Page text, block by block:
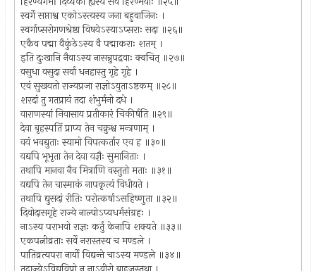
स्वर्गे सप्ताश्व एकोऽस्त्यस्य जना बहुवाजिनः ।
स्वर्गाप्सरोगणश्रेष्ठा विषयेऽस्याऽप्सराः सदा ॥२६॥
एकैव पद्मा वैकुंठेऽस्य वै पद्माकराः शतम् ।
इति दुःखानि नैवाऽस्य नासन्नुपद्रवाः क्वचित् ॥२७॥
वसुधा वसुदा सर्वा धनहास्तु गृहे गृहे ।
एवं सुखयतो राज्यप्रजा राज्ञोऽयुताऽष्टकम् ॥२८॥
शरदां तु गतप्रायं तदा शंभुर्मनो दधे ।
वाराणस्यां निवासाय प्रतीकारं चिकीर्षति ॥२९॥
देवा बृहस्पतिं प्राप्य तेन चक्रुश्च मन्त्रणाम् ।
वयं भवद्युताः स्यामो विपत्कर्तार एव ह ॥३०॥
यद्यपि भूभृता तेन देवा यज्ञैः सुमानिताः ।
तथापि मानवा नैव मित्राणि वस्तुतो मताः ॥३१॥
यद्यपि तेन चास्माकं नापकृत्यं विधीयते ।
तथापि द्युसदां रीतिः परोत्कर्षाऽसहिष्णुता ॥३२॥
दिवोदासगृहे राज्ये नाल्पोऽप्यधर्मसंग्रहः ।
नाऽस्य पराभवो राज्ञः कर्तुं केनापि शक्यते ॥३३॥
एकपत्नीव्रताः सर्वे नरास्तस्य च मण्डले ।
पातिव्रत्यपरा नार्यो विद्यन्ते चाऽस्य मण्डले ॥३४॥